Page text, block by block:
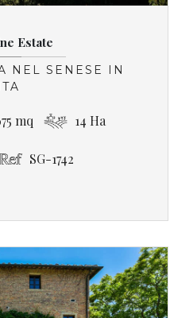
Estate
NEL SENESE IN
mq 14 Ha
SG-1742